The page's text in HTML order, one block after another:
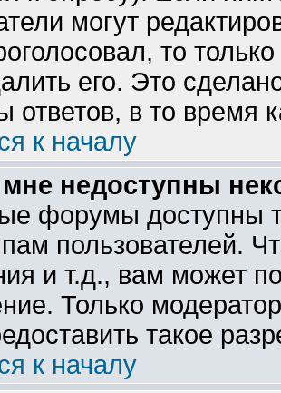
могут
то
его. Это
ответов, в то время
к началу
недоступны
форумы доступны
пользователей.
и т.д., вам может
Только
такое
к началу